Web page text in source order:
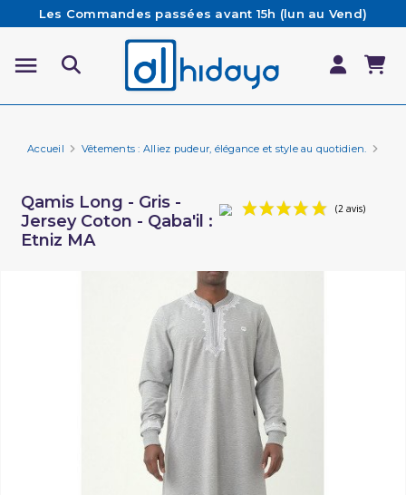
Les Commandes passées avant 15h (lun au Vend)
sont préparées et expédiées le jour même
Besoin d'aide ? Retrouvez notre FAQ
Livraison offerte à partir de 65€ d'achat*
Accueil Vêtements : Alliez pudeur, élégance et style au quotidien.
Qamis Long - Gris -
Jersey Coton - Qaba'il :
Etniz MA